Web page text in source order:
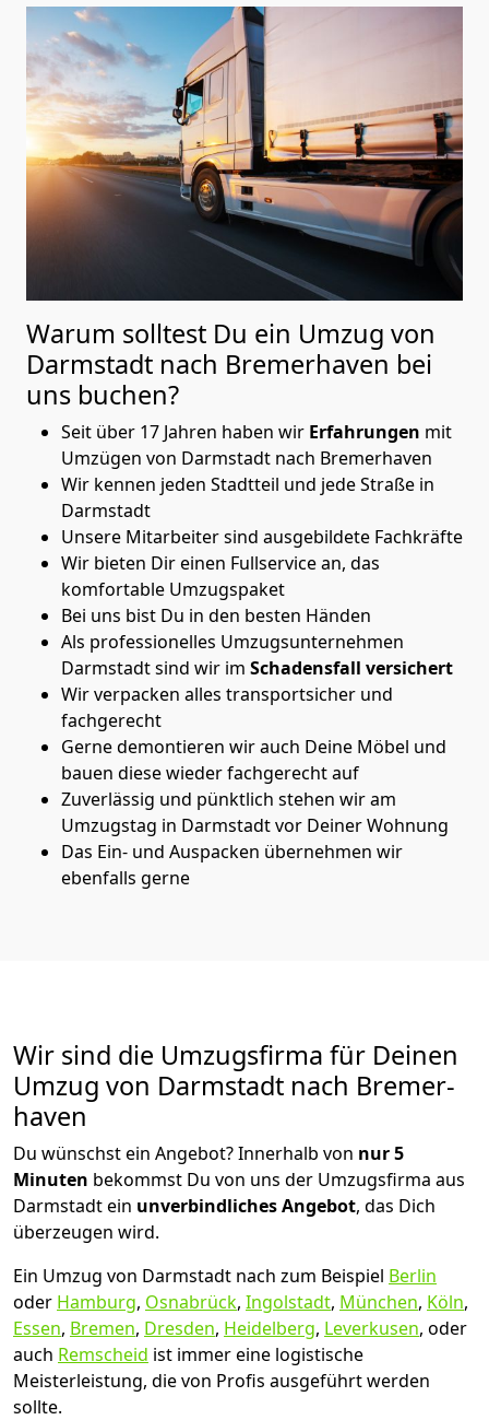
Warum solltest Du ein Umzug von
Darmstadt nach Bremer­haven bei
uns buchen?
Seit über 17 Jahren haben wir Erfahrungen mit
Umzügen von Darmstadt nach Bremer­haven
Wir kennen jeden Stadtteil und jede Straße in
Darmstadt
Unsere Mitarbeiter sind ausgebildete Fachkräfte
Wir bieten Dir einen Fullservice an, das
komfortable Umzugspaket
Bei uns bist Du in den besten Händen
Als professionelles Umzugsunternehmen
Darmstadt sind wir im Schadensfall versichert
Wir verpacken alles transportsicher und
fachgerecht
Gerne demontieren wir auch Deine Möbel und
bauen diese wieder fachgerecht auf
Zuverlässig und pünktlich stehen wir am
Umzugstag in Darmstadt vor Deiner Wohnung
Das Ein- und Auspacken übernehmen wir
ebenfalls gerne
Wir sind die Umzugsfirma für Deinen
Umzug von Darmstadt nach Bremer­
haven
Du wünschst ein Angebot? Innerhalb von nur 5
Minuten bekommst Du von uns der Umzugsfirma aus
Darmstadt ein unverbindliches Angebot, das Dich
überzeugen wird.
Ein Umzug von Darmstadt nach zum Beispiel Berlin
oder Hamburg, Osnabrück, Ingolstadt, München, Köln,
Essen, Bremen, Dresden, Heidelberg, Leverkusen, oder
auch Remscheid ist immer eine logistische
Meisterleistung, die von Profis ausgeführt werden
sollte.